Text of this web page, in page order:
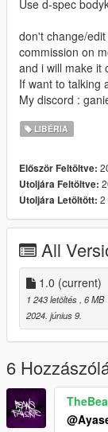
Use d-spec
don't change/
commission on
and i will make it
If want to talking
My discord :
LIBÉRIA
Először Feltöltve:
Utoljára Feltöltve:
Utoljára Letöltött: 2
All
1.0 (current)
1 243 letöltés , 6 MB
2024. június 9.
6